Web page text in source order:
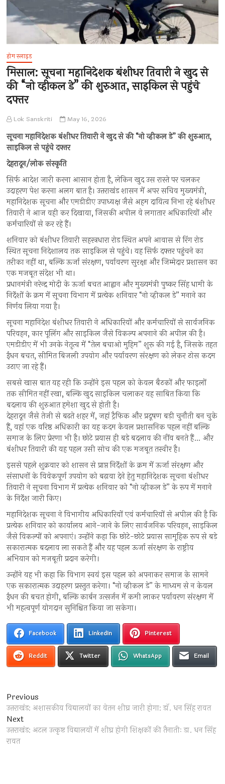
होम स्लाइड
मिसाल: सूचना महानिदेशक बंशीधर तिवारी ने खुद से
की “नो व्हीकल डे” की शुरुआत, साइकिल से पहुंचे
दफ्तर
Lok Sanskriti May 16, 2026
सूचना महानिदेशक बंशीधर तिवारी ने खुद से की “नो व्हीकल डे” की शुरुआत,
साइकिल से पहुंचे दफ्तर
देहरादून/लोक संस्कृति
सिर्फ आदेश जारी करना आसान होता है, लेकिन खुद उस रास्ते पर चलकर
उदाहरण पेश करना अलग बात है। उत्तराखंड शासन में अपर सचिव मुख्यमंत्री,
महानिदेशक सूचना और एमडीडीए उपाध्यक्ष जैसे अहम दायित्व निभा रहे बंशीधर
तिवारी ने आज वही कर दिखाया, जिसकी अपील वे लगातार अधिकारियों और
कर्मचारियों से कर रहे हैं।
शनिवार को बंशीधर तिवारी सहस्त्रधारा रोड स्थित अपने आवास से रिंग रोड
स्थित सूचना निदेशालय तक साइकिल से पहुंचे। यह सिर्फ दफ्तर पहुंचने का
तरीका नहीं था, बल्कि ऊर्जा संरक्षण, पर्यावरण सुरक्षा और जिम्मेदार प्रशासन का
एक मजबूत संदेश भी था।
प्रधानमंत्री नरेन्द्र मोदी के ऊर्जा बचत आह्वान और मुख्यमंत्री पुष्कर सिंह धामी के
निर्देशों के क्रम में सूचना विभाग में प्रत्येक शनिवार “नो व्हीकल डे” मनाने का
निर्णय लिया गया है।
सूचना महानिदेश बंशीधर तिवारी ने अधिकारियों और कर्मचारियों से सार्वजनिक
परिवहन, कार पूलिंग और साइकिल जैसे विकल्प अपनाने की अपील की है।
एमडीडीए में भी उनके नेतृत्व में “तेल बचाओ मुहिम” शुरू की गई है, जिसके तहत
ईंधन बचत, सीमित बिजली उपयोग और पर्यावरण संरक्षण को लेकर ठोस कदम
उठाए जा रहे हैं।
सबसे खास बात यह रही कि उन्होंने इस पहल को केवल बैठकों और फाइलों
तक सीमित नहीं रखा, बल्कि खुद साइकिल चलाकर यह साबित किया कि
बदलाव की शुरुआत हमेशा खुद से होती है।
देहरादून जैसे तेजी से बढ़ते शहर में, जहां ट्रैफिक और प्रदूषण बड़ी चुनौती बन चुके
हैं, वहां एक वरिष्ठ अधिकारी का यह कदम केवल प्रशासनिक पहल नहीं बल्कि
समाज के लिए प्रेरणा भी है। छोटे प्रयास ही बड़े बदलाव की नींव बनते हैं… और
बंशीधर तिवारी की यह पहल उसी सोच की एक मजबूत तस्वीर है।
इससे पहले शुक्रवार को शासन से प्राप्त निर्देशों के क्रम में ऊर्जा संरक्षण और
संसाधनों के विवेकपूर्ण उपयोग को बढ़ावा देने हेतु महानिदेशक सूचना बंशीधर
तिवारी ने सूचना विभाग में प्रत्येक शनिवार को “नो व्हीकल डे” के रूप में मनाने
के निर्देश जारी किए।
महानिदेशक सूचना ने विभागीय अधिकारियों एवं कर्मचारियों से अपील की है कि
प्रत्येक शनिवार को कार्यालय आने-जाने के लिए सार्वजनिक परिवहन, साइकिल
जैसे विकल्पों को अपनाएं। उन्होंने कहा कि छोटे-छोटे प्रयास सामूहिक रूप से बड़े
सकारात्मक बदलाव ला सकते हैं और यह पहल ऊर्जा संरक्षण के राष्ट्रीय
अभियान को मजबूती प्रदान करेगी।
उन्होंने यह भी कहा कि विभाग स्वयं इस पहल को अपनाकर समाज के सामने
एक सकारात्मक उदाहरण प्रस्तुत करेगा। “नो व्हीकल डे” के माध्यम से न केवल
ईंधन की बचत होगी, बल्कि कार्बन उत्सर्जन में कमी लाकर पर्यावरण संरक्षण में
भी महत्वपूर्ण योगदान सुनिश्चित किया जा सकेगा।
Facebook LinkedIn Pinterest
Reddit Twitter WhatsApp Email
Post
navigation
Previous
post:
उत्तराखंड: अशासकीय विद्यालयों का वेतन शीघ्र जारी होगा: डाॅ. धन सिंह रावत
NextNext
post:
उत्तराखंड: अटल उत्कृष्ट विद्यालयों में शीघ्र होगी शिक्षकों की तैनातीः डा. धन सिंह
रावत